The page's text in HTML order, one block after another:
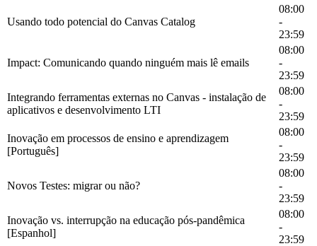
Usando todo potencial do Canvas Catalog
08:00
-
23:59
Impact: Comunicando quando ninguém mais lê emails
08:00
-
23:59
Integrando ferramentas externas no Canvas - instalação de
aplicativos e desenvolvimento LTI
08:00
-
23:59
Inovação em processos de ensino e aprendizagem
[Português]
08:00
-
23:59
Novos Testes: migrar ou não?
08:00
-
23:59
Inovação vs. interrupção na educação pós-pandêmica
[Espanhol]
08:00
-
23:59